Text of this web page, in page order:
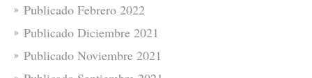
Publicado Febrero 2022
Publicado Diciembre 2021
Publicado Noviembre 2021